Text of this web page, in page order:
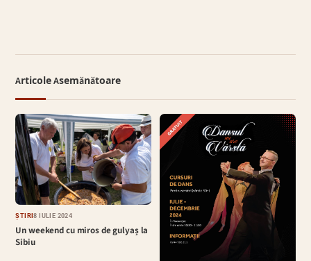
Articole Asemănătoare
ȘTIRI8 IULIE 2024
Un weekend cu miros de gulyaș la
Sibiu